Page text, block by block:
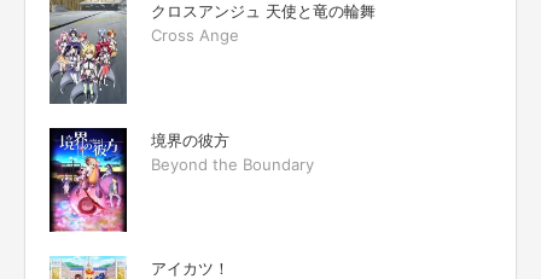
クロスアンジュ 天使と竜の輪舞
Cross Ange
境界の彼方
Beyond the Boundary
アイカツ！